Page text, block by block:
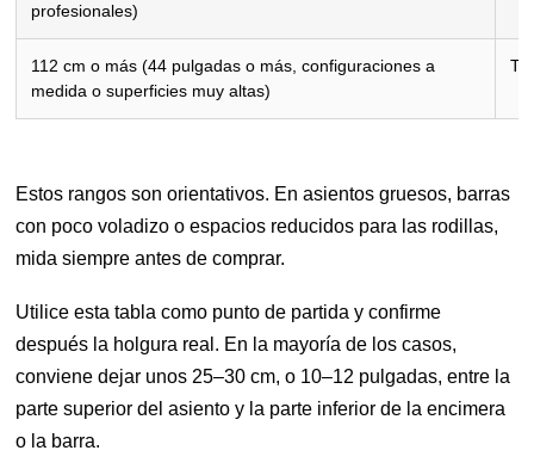
profesionales)
112 cm o más (44 pulgadas o más, configuraciones a
medida o superficies muy altas)
Estos rangos son orientativos. En asientos gruesos, barras
con poco voladizo o espacios reducidos para las rodillas,
mida siempre antes de comprar.
Utilice esta tabla como punto de partida y confirme
después la holgura real. En la mayoría de los casos,
conviene dejar unos 25–30 cm, o 10–12 pulgadas, entre la
parte superior del asiento y la parte inferior de la encimera
o la barra.